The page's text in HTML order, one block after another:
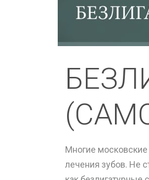
Многие
лечения зубов. Не